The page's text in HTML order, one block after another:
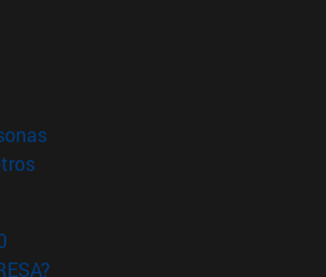
ventana)
(abre en nueva ventana)
(abre en nueva ventana)